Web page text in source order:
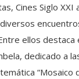
Cines Siglo XXI
ellos destaca
dedicado a
“Mosaico